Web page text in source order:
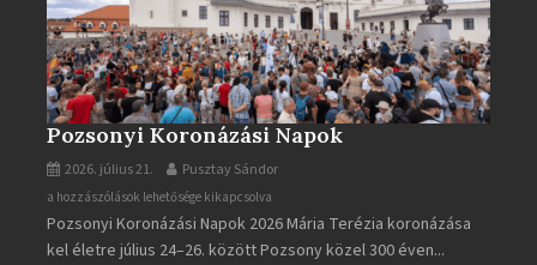
Pozsonyi Koronázási Napok
2026. július 21. Pusztay Sándor
Pozsonyi
Koronázási
Napok
a hozzászólások lehetősége kikapcsolva
Pozsonyi Koronázási Napok 2026 Mária Terézia koronázása
kel életre július 24–26. között Pozsony közel 300 éven...